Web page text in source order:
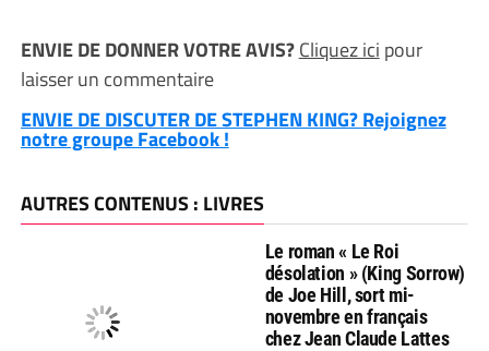
ENVIE DE DONNER VOTRE AVIS?Cliquez ici pour
laisser un commentaire
ENVIE DE DISCUTER DE STEPHEN KING? Rejoignez
notre groupe Facebook !
AUTRES CONTENUS : LIVRES
Le roman « Le Roi
désolation » (King Sorrow)
de Joe Hill, sort mi-
novembre en français
chez Jean Claude Lattes